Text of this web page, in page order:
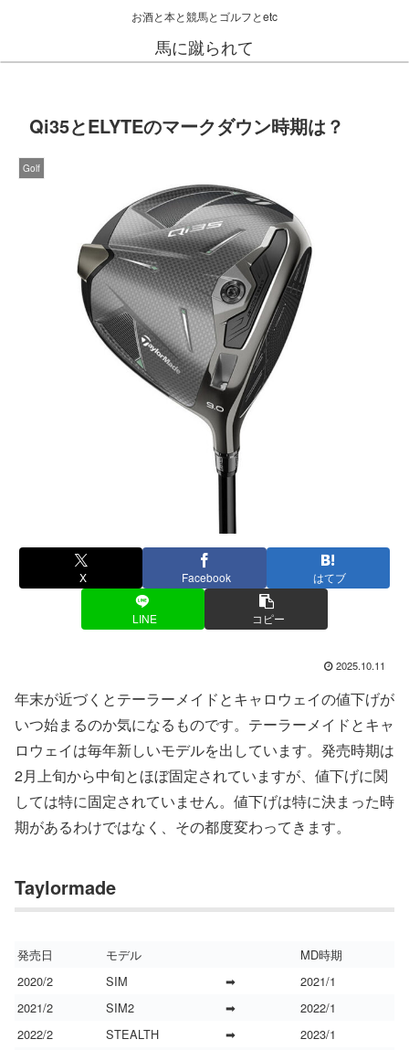
お酒と本と競馬とゴルフとetc
馬に蹴られて
Qi35とELYTEのマークダウン時期は？
Golf
X Facebook はてブ
LINE コピー
2025.10.11
年末が近づくとテーラーメイドとキャロウェイの値下げが
いつ始まるのか気になるものです。テーラーメイドとキャ
ロウェイは毎年新しいモデルを出しています。発売時期は
2月上旬から中旬とほぼ固定されていますが、値下げに関
しては特に固定されていません。値下げは特に決まった時
期があるわけではなく、その都度変わってきます。
Taylormade
発売日 モデル
MD時期
2020/2
SIM ➡
2021/1
2021/2
SIM2 ➡
2022/1
2022/2
STEALTH ➡
2023/1